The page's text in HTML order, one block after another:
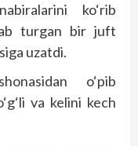
ko‘rib
turgan bir juft
uzatdi.
o‘pib
va kelini kech